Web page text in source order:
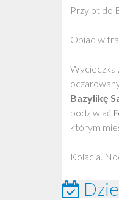
Przylot do
Obiad w
Wycieczka
Bazylikę
podziwiać
którym
Kolacja.